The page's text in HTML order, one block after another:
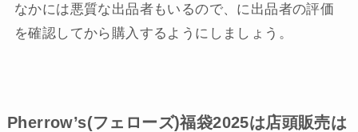
なかには悪質な出品者もいるので、に出品者の評価
を確認してから購入するようにしましょう。
Pherrow’s(フェローズ)福袋2025は店頭販売は